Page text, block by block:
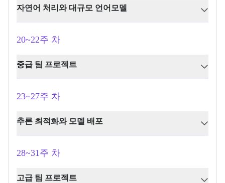
자연어 처리와 대규모 언어모델
20~22주 차
중급 팀 프로젝트
23~27주 차
추론 최적화와 모델 배포
28~31주 차
고급 팀 프로젝트